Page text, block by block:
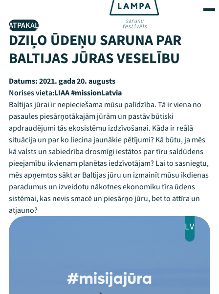
ATPAKAĻ
DZIĻO ŪDEŅU SARUNA PAR
BALTIJAS JŪRAS VESELĪBU
Datums:2021. gada 20. augusts
Norises vieta:LIAA #missionLatvia
Baltijas jūrai ir nepieciešama mūsu palīdzība. Tā ir viena no
pasaules piesārņotākajām jūrām un pastāv būtiski
apdraudējumi tās ekosistēmu izdzīvošanai. Kāda ir reālā
situācija un par ko liecina jaunākie pētījumi? Kā būtu, ja mēs
kā valsts un sabiedrība drosmīgi iestātos par tīru saldūdens
pieejamību ikvienam planētas iedzīvotājam? Lai to sasniegtu,
mēs apņemtos sākt ar Baltijas jūru un izmainīt mūsu ikdienas
paradumus un izveidotu nākotnes ekonomiku tīra ūdens
sistēmai, kas nevis smacē un piesārņo jūru, bet to attīra un
atjauno?
LV